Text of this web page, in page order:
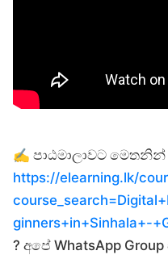
✍️ පාඨමාලාවට මෙතනින්
https://elearning.lk/
ginners+in+Sinhala+-
? අපේ WhatsApp